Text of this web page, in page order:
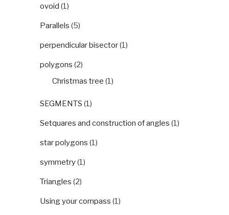
ovoid (1)
Parallels (5)
perpendicular bisector(1)
polygons (2)
Christmas tree (1)
SEGMENTS (1)
Setquares and construction of angles (1)
star polygons (1)
symmetry(1)
Triangles (2)
Using your compass (1)